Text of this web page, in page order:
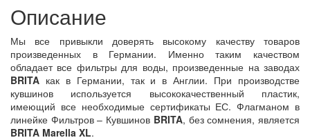
Описание
Мы все привыкли доверять высокому качеству товаров
произведенных в Германии. Именно таким качеством
обладает все фильтры для воды, произведенные на заводах
BRITA как в Германии, так и в Англии. При производстве
кувшинов используется высококачественный пластик,
имеющий все необходимые сертификаты ЕС. Флагманом в
линейке Фильтров – Кувшинов BRITA, без сомнения, является
BRITA Marella XL.